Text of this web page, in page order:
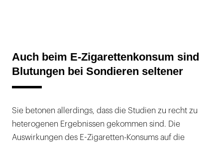
Auch beim E-Zigarettenkonsum sind
Blutungen bei Sondieren seltener
Sie betonen allerdings, dass die Studien zu recht zu
heterogenen Ergebnissen gekommen sind. Die
Auswirkungen des E-Zigaretten-Konsums auf die